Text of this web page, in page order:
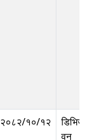
२०८२/१०/१२
डिभिजन
वन